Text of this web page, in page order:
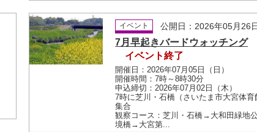
イベント 公開日：2026年05月26
7月早起きバードウォッチング
イベント終了
開催日：2026年07月05日（日）
開催時間：7時～8時30分
申込締切：2026年07月02日（木）
7時に芝川・石橋（さいたま市大宮体育
集合
観察コース：芝川・石橋→大和田緑地
境橋→大宮第...